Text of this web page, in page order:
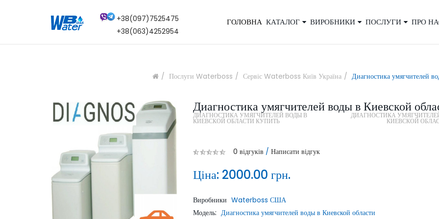
+38(097)7525475
+38(063)4252954
ГОЛОВНА КАТАЛОГ ВИРОБНИКИ ПОСЛУГИ ПРО
Послуги Waterboss Сервіс Waterboss Київ Україна Диагностика умягчителей
Диагностика умягчителей воды в Киевской
ДИАГНОСТИКА УМЯГЧИТЕЛЕЙ ВОДЫ В
КИЕВСКОЙ ОБЛАСТИ КУПИТЬ
ДИАГНОСТИКА
КИЕВСКОЙ
0 відгуків /Написати відгук
Ціна: 2000.00 грн.
Виробники Waterboss США
Модель: Диагностика умягчителей воды в Киевской области
Закажите обратный звонок, и наш
консультант свяжется с вами